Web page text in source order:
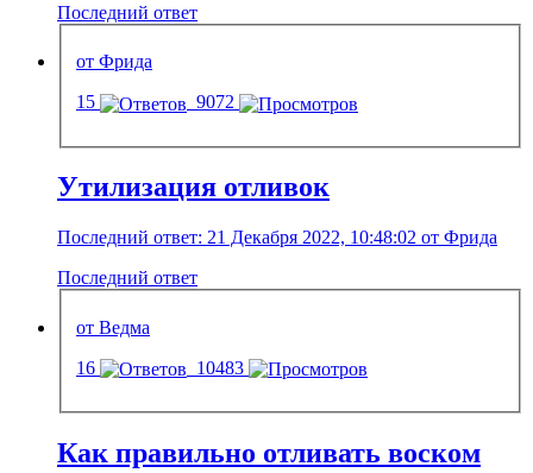
Последний ответ
от Фрида
15
9072
Утилизация отливок
Последний ответ: 21 Декабря 2022, 10:48:02 от Фрида
Последний ответ
от Ведма
16
10483
Как правильно отливать воском